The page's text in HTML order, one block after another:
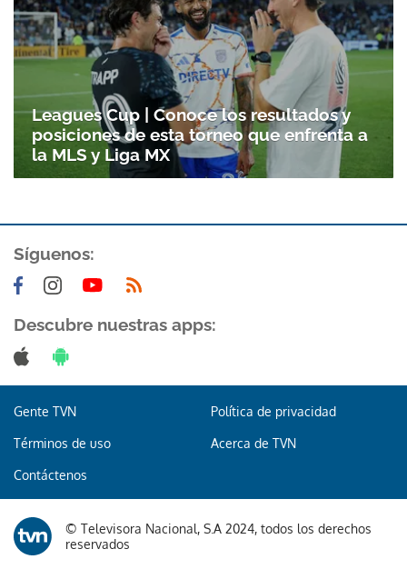
Gracias por suscribirte a nuestro boletín.
ACEPTAR
Leagues Cup | Conoce los resultados y
posiciones de esta torneo que enfrenta a
la MLS y Liga MX
Síguenos:
Descubre nuestras apps:
Gente TVN Política de privacidad
Términos de uso Acerca de TVN
Contáctenos
© Televisora Nacional, S.A 2024, todos los derechos
reservados